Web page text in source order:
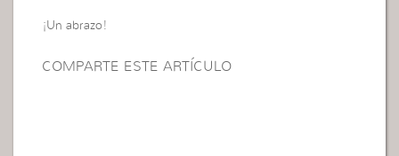
¡Un abrazo!
COMPARTE ESTE ARTÍCULO